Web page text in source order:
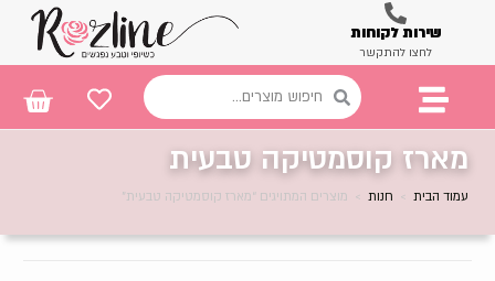
שירות לקוחות
לחצו להתקשר
מארז קוסמטיקה טבעית
עמוד הבית > חנות > מוצרים המתויגים “מארז קוסמטיקה טבעית”